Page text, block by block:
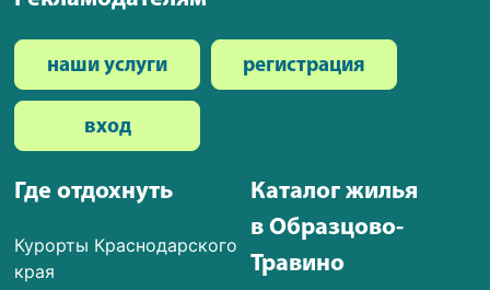
Где отдохнуть
Курорты Краснодарского
края
Каталог жилья
в Образцово-
Травино
наши услуги регистрация
вход